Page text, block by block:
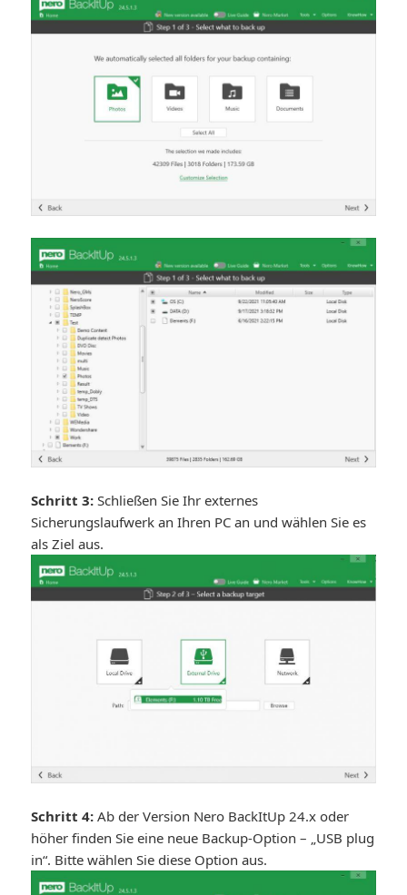
Schritt 3: Schließen Sie Ihr externes
Sicherungslaufwerk an Ihren PC an und wählen Sie es
als Ziel aus.
Schritt 4: Ab der Version Nero BackItUp 24.x oder
höher finden Sie eine neue Backup-Option – „USB plug
in“. Bitte wählen Sie diese Option aus.